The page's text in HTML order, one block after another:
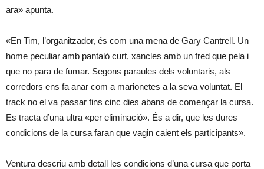
ara» apunta.
«En Tim, l’organitzador, és com una mena de Gary Cantrell. Un
home peculiar amb pantaló curt, xancles amb un fred que pela i
que no para de fumar. Segons paraules dels voluntaris, als
corredors ens fa anar com a marionetes a la seva voluntat. El
track no el va passar fins cinc dies abans de començar la cursa.
Es tracta d’una ultra «per eliminació». És a dir, que les dures
condicions de la cursa faran que vagin caient els participants».
Ventura descriu amb detall les condicions d’una cursa que porta